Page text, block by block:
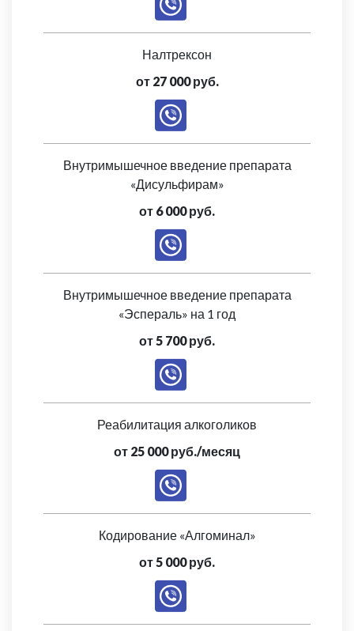
Налтрексон
от 27 000 руб.
Внутримышечное введение препарата
«Дисульфирам»
от 6 000 руб.
Внутримышечное введение препарата
«Эспераль» на 1 год
от 5 700 руб.
Реабилитация алкоголиков
от 25 000 руб./месяц
Кодирование «Алгоминал»
от 5 000 руб.